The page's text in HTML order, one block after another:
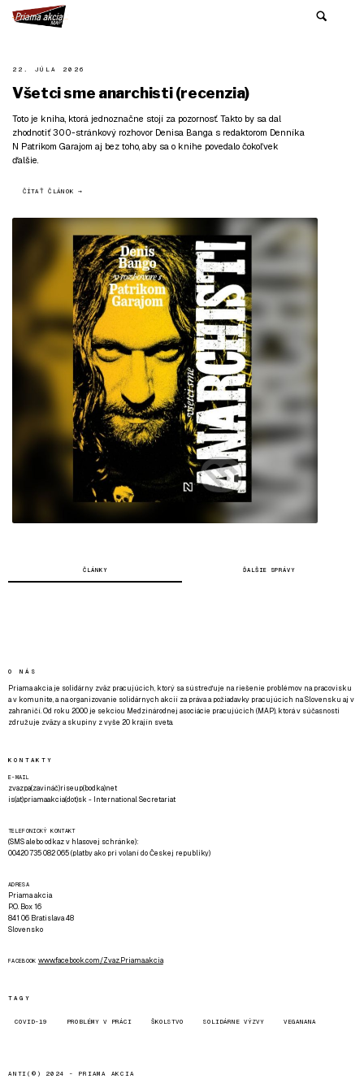
22. JÚLA 2026
Všetci sme anarchisti (recenzia)
Toto je kniha, ktorá jednoznačne stojí za pozornosť. Takto by sa dal
zhodnotiť 300-stránkový rozhovor Denisa Banga s redaktorom Denníka
N Patrikom Garajom aj bez toho, aby sa o knihe povedalo čokoľvek
ďalšie.
ČÍTAŤ ČLÁNOK →
ČLÁNKY ĎALŠIE SPRÁVY
O NÁS
Priama akcia je solidárny zväz pracujúcich, ktorý sa sústreďuje na riešenie problémov na pracovisku
a v komunite, a na organizovanie solidárnych akcií za práva a požiadavky pracujúcich na Slovensku aj v
zahraničí. Od roku 2000 je sekciou Medzinárodnej asociácie pracujúcich (MAP), ktorá v súčasnosti
združuje zväzy a skupiny z vyše 20 krajín sveta.
KONTAKTY
E-MAIL
zvazpa(zavináč)riseup(bodka)net
is(at)priamaakcia(dot)sk - International Secretariat
TELEFONICKÝ KONTAKT
(SMS alebo odkaz v hlasovej schránke):
00420 735 082 065 (platby ako pri volaní do Českej republiky)
ADRESA
Priama akcia
P.O. Box 16
841 06 Bratislava 48
Slovensko
FACEBOOK www.facebook.com/Zvaz.Priama.akcia
TAGY
COVID-19 PROBLÉMY V PRÁCI ŠKOLSTVO SOLIDÁRNE VÝZVY VEGANANA
ANTI(©) 2024 - PRIAMA AKCIA